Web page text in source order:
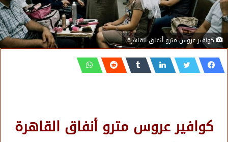
كوافير عروس مترو أنفاق القاهرة
كوافير عروس مترو أنفاق القاهرة